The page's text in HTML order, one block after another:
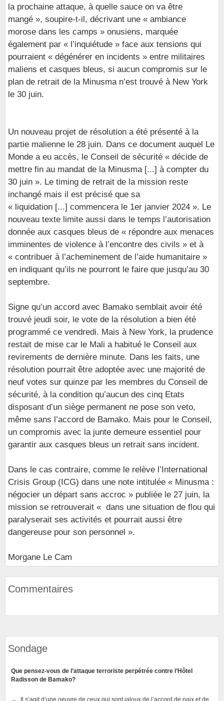
la prochaine attaque, à quelle sauce on va être
mangé », soupire-t-il, décrivant une « ambiance
morose dans les camps » onusiens, marquée
également par « l’inquiétude » face aux tensions qui
pourraient « dégénérer en incidents » entre militaires
maliens et casques bleus, si aucun compromis sur le
plan de retrait de la Minusma n’est trouvé à New York
le 30 juin.
Un nouveau projet de résolution a été présenté à la
partie malienne le 28 juin. Dans ce document auquel Le
Monde a eu accès, le Conseil de sécurité « décide de
mettre fin au mandat de la Minusma [...] à compter du
30 juin ». Le timing de retrait de la mission reste
inchangé mais il est précisé que sa
« liquidation [...] commencera le 1er janvier 2024 ». Le
nouveau texte limite aussi dans le temps l’autorisation
donnée aux casques bleus de « répondre aux menaces
imminentes de violence à l’encontre des civils » et à
« contribuer à l’acheminement de l’aide humanitaire »
en indiquant qu’ils ne pourront le faire que jusqu’au 30
septembre.
Signe qu’un accord avec Bamako semblait avoir été
trouvé jeudi soir, le vote de la résolution a bien été
programmé ce vendredi. Mais à New York, la prudence
restait de mise car le Mali a habitué le Conseil aux
revirements de dernière minute. Dans les faits, une
résolution pourrait être adoptée avec une majorité de
neuf votes sur quinze par les membres du Conseil de
sécurité, à la condition qu’aucun des cinq Etats
disposant d’un siège permanent ne pose son veto,
même sans l’accord de Bamako. Mais pour le Conseil,
un compromis avec la junte demeure essentiel pour
garantir aux casques bleus un retrait sans incident.
Dans le cas contraire, comme le relève l’International
Crisis Group (ICG) dans une note intitulée « Minusma :
négocier un départ sans accroc » publiée le 27 juin, la
mission se retrouverait « dans une situation de flou qui
paralyserait ses activités et pourrait aussi être
dangereuse pour son personnel ».
Morgane Le Cam
Commentaires
Sondage
Que pensez-vous de l’attaque terroriste perpétrée contre l’Hôtel
Radisson de Bamako?
Il s’agit d’une oeuvre de ceux qui sont jaloux de l’accord de paix et de